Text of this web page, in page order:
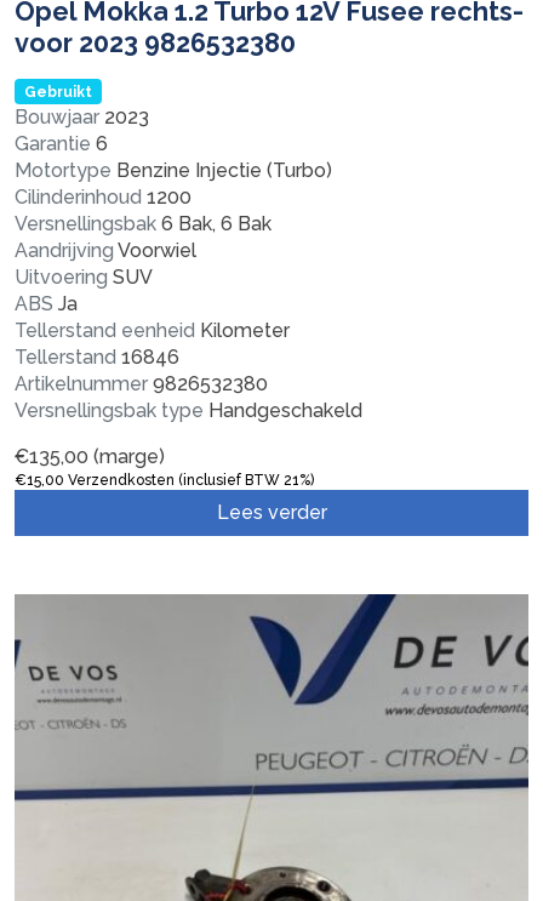
Opel Mokka 1.2 Turbo 12V Fusee rechts-
voor 2023 9826532380
Gebruikt
Bouwjaar 2023
Garantie 6
Motortype Benzine Injectie (Turbo)
Cilinderinhoud 1200
Versnellingsbak 6 Bak, 6 Bak
Aandrijving Voorwiel
Uitvoering SUV
ABS Ja
Tellerstand eenheid Kilometer
Tellerstand 16846
Artikelnummer 9826532380
Versnellingsbak type Handgeschakeld
€135,00 (marge)
€15,00 Verzendkosten (inclusief BTW 21%)
Lees verder